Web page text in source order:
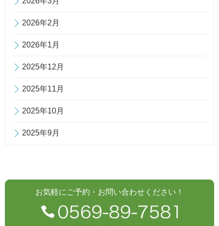
2026年2月
2026年1月
2025年12月
2025年11月
2025年10月
2025年9月
お気軽にご予約・お問い合わせください！